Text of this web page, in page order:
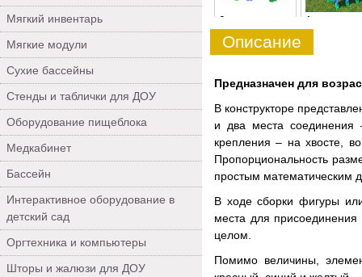
Мягкий инвентарь
Мягкие модули
Сухие бассейны
Стенды и таблички для ДОУ
Оборудование пищеблока
Медкабинет
Бассейн
Интерактивное оборудование в
детский сад
Оргтехника и компьютеры
Шторы и жалюзи для ДОУ
0 1
Описание
Предназначен для
В конструкторе
и два места соединения
крепления – на хвосте,
Пропорциональность
простым математическим
В ходе сборки фигуры
места для присоединения
целом.
Помимо величины,